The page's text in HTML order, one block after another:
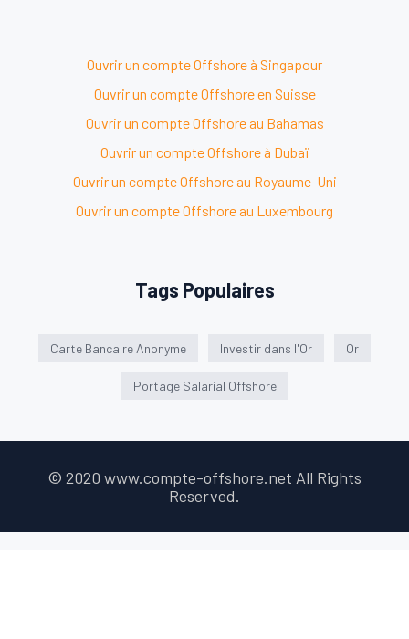
Ouvrir un compte Offshore à Singapour
Ouvrir un compte Offshore en Suisse
Ouvrir un compte Offshore au Bahamas
Ouvrir un compte Offshore à Dubaï
Ouvrir un compte Offshore au Royaume-Uni
Ouvrir un compte Offshore au Luxembourg
Tags Populaires
Carte Bancaire Anonyme Investir dans l'Or Or
Portage Salarial Offshore
© 2020 www.compte-offshore.net All Rights
Reserved.